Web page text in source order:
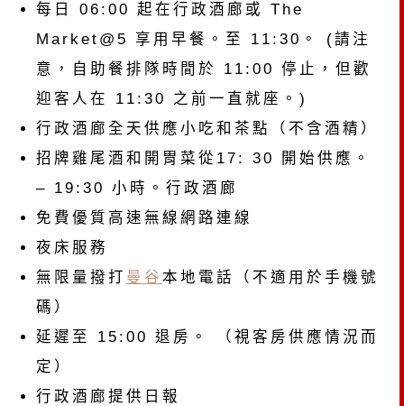
每日 06:00 起在行政酒廊或 The
Market@5 享用早餐。至 11:30。 (請注
意，自助餐排隊時間於 11:00 停止，但歡
迎客人在 11:30 之前一直就座。)
行政酒廊全天供應小吃和茶點（不含酒精）
招牌雞尾酒和開胃菜從17: 30 開始供應。
– 19:30 小時。行政酒廊
免費優質高速無線網路連線
夜床服務
無限量撥打 曼谷 本地電話（不適用於手機號
碼）
延遲至 15:00 退房。 （視客房供應情況而
定）
行政酒廊提供日報